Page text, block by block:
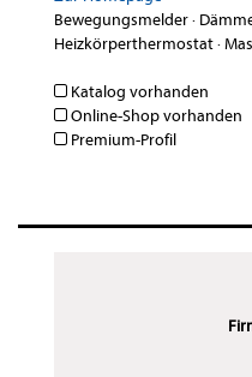
Bewegungsmelder·
Heizkörperthermostat·
Katalog vorhanden
Online-Shop vorhanden
Premium-Profil